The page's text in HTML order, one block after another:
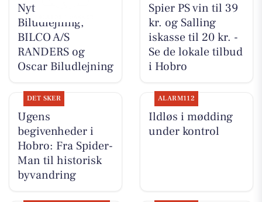
Nyt fra Oscar
Biludlejning,
BILCO A/S
RANDERS og
Oscar Biludlejning
Spier PS vin til 39
kr. og Salling
iskasse til 20 kr. -
Se de lokale tilbud
i Hobro
DET SKER
Ugens
begivenheder i
Hobro: Fra Spider-
Man til historisk
byvandring
ALARM112
Ildløs i mødding
under kontrol